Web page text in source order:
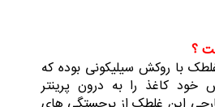
؟
با روکش سیلیکونی بوده که
خود کاغذ را به درون پرینتر